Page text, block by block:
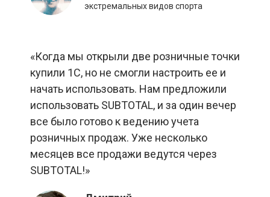
экстремальных видов спорта
«Когда мы открыли две розничные точки
купили 1С, но не смогли настроить ее и
начать использовать. Нам предложили
использовать SUBTOTAL, и за один вечер
все было готово к ведению учета
розничных продаж. Уже несколько
месяцев все продажи ведутся через
SUBTOTAL!»